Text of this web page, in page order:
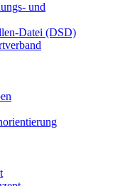
und
Datei (DSD)